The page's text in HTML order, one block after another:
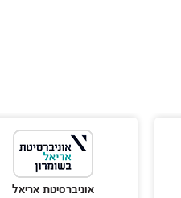
אוניברסיטת אריאל